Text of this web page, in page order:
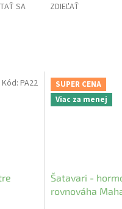
SA ZDIEĽAŤ
Kód:PA22
SUPER CENA
Viac za menej
Šatavari -
rovnováha